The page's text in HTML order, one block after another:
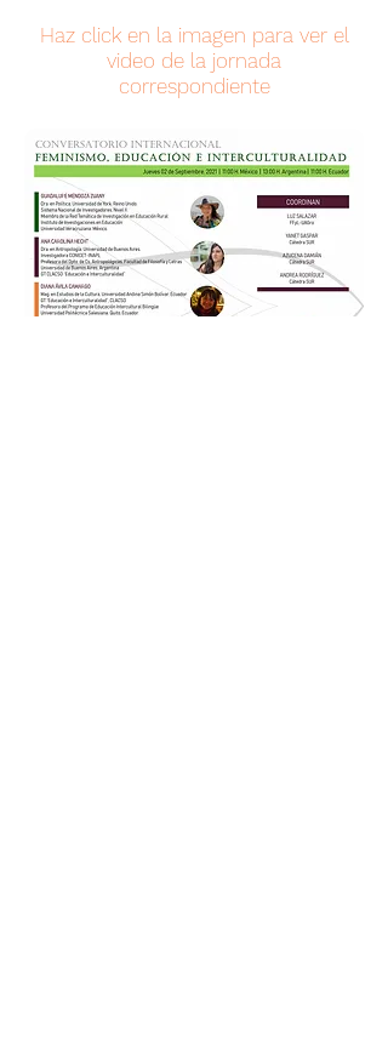
Haz click en la imagen para ver el
video de la jornada
correspondiente